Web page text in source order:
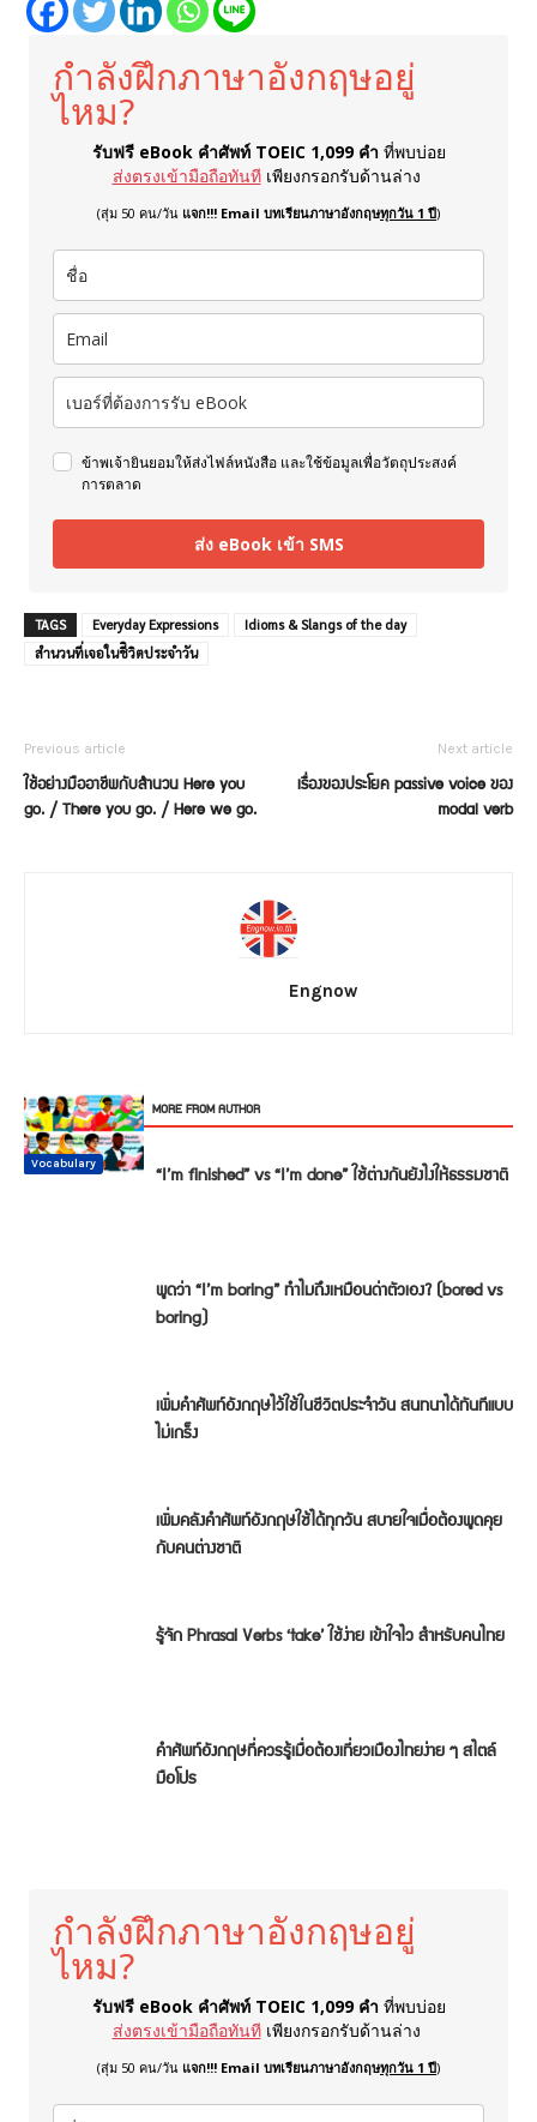
กำลังฝึกภาษาอังกฤษอยู่
ไหม?
รับฟรี eBook คำศัพท์ TOEIC 1,099 คำ ที่พบบ่อย
ส่งตรงเข้ามือถือทันที เพียงกรอกรับด้านล่าง
(สุ่ม 50 คน/วัน แจก!!! Email บทเรียนภาษาอังกฤษทุกวัน 1 ปี)
ข้าพเจ้ายินยอมให้ส่งไฟล์หนังสือ และใช้ข้อมูลเพื่อวัตถุประสงค์
การตลาด
ส่ง eBook เข้า SMS
TAGS Everyday Expressions
Idioms & Slangs of the day
สำนวนที่เจอในชีิวิตประจำวัน
Previous article
ใช้อย่างมืออาชีพกับสำนวน Here you
go. / There you go. / Here we go.
Next article
เรื่องของประโยค passive voice ของ
modal verb
Engnow
RELATED ARTICLES MORE FROM AUTHOR
Conversation “I’m finished” vs “I’m done” ใช้ต่างกันยังไงให้ธรรมชาติ
Vocabulary
พูดว่า “I’m boring” ทำไมถึงเหมือนด่าตัวเอง? (bored vs
boring)
Vocabulary
เพิ่มคำศัพท์อังกฤษไว้ใช้ในชีวิตประจำวัน สนทนาได้ทันทีแบบ
ไม่เกร็ง
Vocabulary
เพิ่มคลังคำศัพท์อังกฤษใช้ได้ทุกวัน สบายใจเมื่อต้องพูดคุย
กับคนต่างชาติ
Vocabulary
รู้จัก Phrasal Verbs ‘take’ ใช้ง่าย เข้าใจไว สำหรับคนไทย
Vocabulary
คำศัพท์อังกฤษที่ควรรู้เมื่อต้องเที่ยวเมืองไทยง่าย ๆ สไตล์
มือโปร
กำลังฝึกภาษาอังกฤษอยู่
ไหม?
รับฟรี eBook คำศัพท์ TOEIC 1,099 คำ ที่พบบ่อย
ส่งตรงเข้ามือถือทันที เพียงกรอกรับด้านล่าง
(สุ่ม 50 คน/วัน แจก!!! Email บทเรียนภาษาอังกฤษทุกวัน 1 ปี)